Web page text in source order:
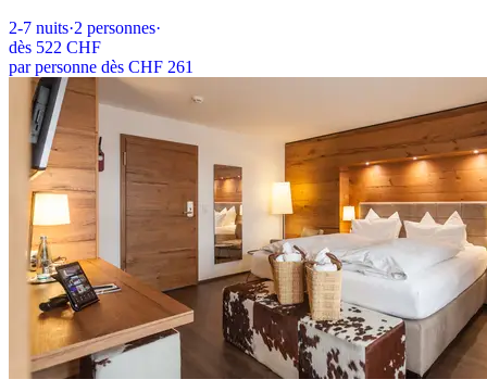
2-7 nuits·2 personnes·
dès 522 CHF
par personne dès CHF 261